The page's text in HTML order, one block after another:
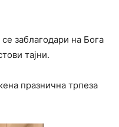
заблагодари на Бога
тајни.
празнична трпеза